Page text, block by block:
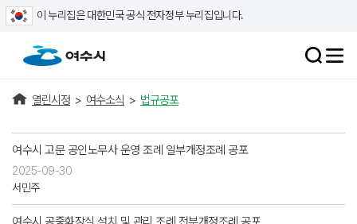
이 누리집은 대한민국 공식 전자정부 누리집입니다.
열린시정 > 여수소식 > 법규공포
여수시 고문 공인노무사 운영 조례 일부개정조례 공포
2025-09-30
서민주